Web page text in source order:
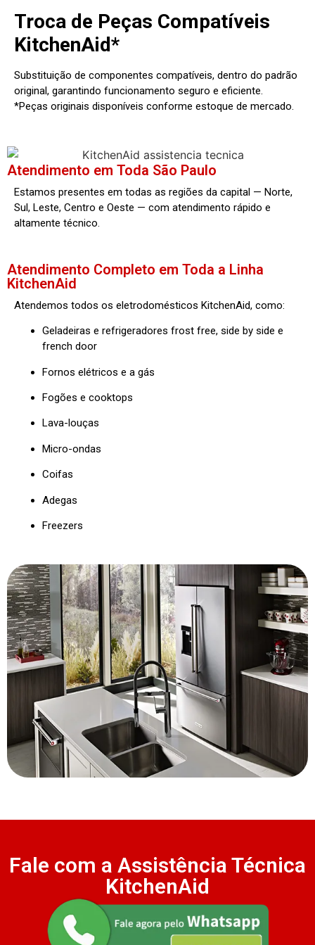
Troca de Peças Compatíveis
KitchenAid*
Substituição de componentes compatíveis, dentro do padrão
original, garantindo funcionamento seguro e eficiente.
*Peças originais disponíveis conforme estoque de mercado.
Atendimento em Toda São Paulo
Estamos presentes em todas as regiões da capital — Norte,
Sul, Leste, Centro e Oeste — com atendimento rápido e
altamente técnico.
Atendimento Completo em Toda a Linha
KitchenAid
Atendemos todos os eletrodomésticos KitchenAid, como:
Geladeiras e refrigeradores frost free, side by side e
french door
Fornos elétricos e a gás
Fogões e cooktops
Lava-louças
Micro-ondas
Coifas
Adegas
Freezers
Fale com a Assistência Técnica
KitchenAid